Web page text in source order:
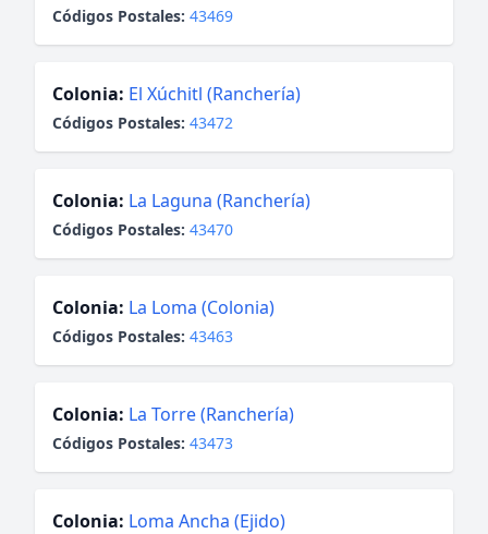
Códigos Postales: 43469
Colonia: El Xúchitl (Ranchería)
Códigos Postales: 43472
Colonia: La Laguna (Ranchería)
Códigos Postales: 43470
Colonia: La Loma (Colonia)
Códigos Postales: 43463
Colonia: La Torre (Ranchería)
Códigos Postales: 43473
Colonia: Loma Ancha (Ejido)